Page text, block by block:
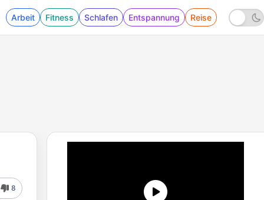
Arbeit Fitness Schlafen Entspannung Reise
8